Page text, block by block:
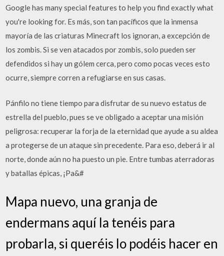
Google has many special features to help you find exactly what
you're looking for. Es más, son tan pacíficos que la inmensa
mayoría de las criaturas Minecraft los ignoran, a excepción de
los zombis. Si se ven atacados por zombis, solo pueden ser
defendidos si hay un gólem cerca, pero como pocas veces esto
ocurre, siempre corren a refugiarse en sus casas.
Pánfilo no tiene tiempo para disfrutar de su nuevo estatus de
estrella del pueblo, pues se ve obligado a aceptar una misión
peligrosa: recuperar la forja de la eternidad que ayude a su aldea
a protegerse de un ataque sin precedente. Para eso, deberá ir al
norte, donde aún no ha puesto un pie. Entre tumbas aterradoras
y batallas épicas, ¡Pa&#
Mapa nuevo, una granja de
endermans aquí la tenéis para
probarla, si queréis lo podéis hacer en